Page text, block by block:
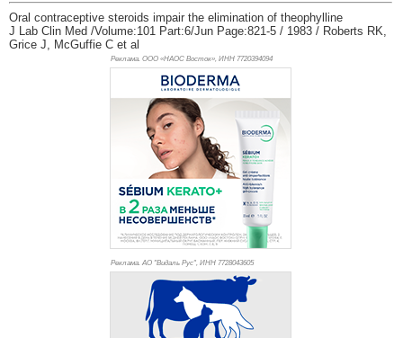
Oral contraceptive steroids impair the elimination of theophylline
J Lab Clin Med /Volume:101 Part:6/Jun Page:821-5 / 1983 / Roberts RK,
Grice J, McGuffie C et al
Реклама. ООО «НАОС Восток», ИНН 7720394094
Реклама. АО "Видаль Рус", ИНН 7728043605